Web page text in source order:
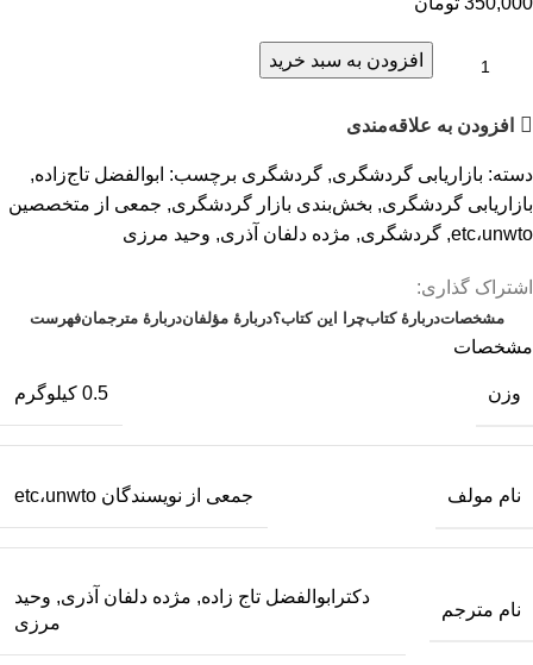
افزودن به سبد خرید
افزودن به علاقه‌مندی
دسته: بازاریابی گردشگری, گردشگری برچسب: ابوالفضل تاج‌زاده,
بازاریابی گردشگری, بخش‌بندی بازار گردشگری, جمعی از متخصصین
etc،unwto, گردشگری, مژده دلفان آذری, وحید مرزی
اشتراک گذاری:
مشخصاتدربارهٔ کتابچرا این کتاب؟دربارهٔ مؤلفاندربارهٔ مترجمانفهرست
مشخصات
وزن 0.5 کیلوگرم
نام مولف جمعی از نویسندگان etc،unwto
نام مترجم
دکترابوالفضل تاج زاده, مژده دلفان آذری, وحید
مرزی